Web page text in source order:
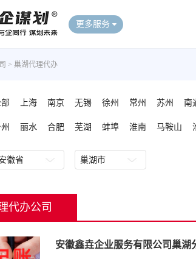
更多服务
> 巢湖代理代办
上海 南京 无锡 徐州 常州 苏州 南
丽水 合肥 芜湖 蚌埠 淮南 马鞍山
代办公司
安徽鑫垚企业服务有限公司巢湖